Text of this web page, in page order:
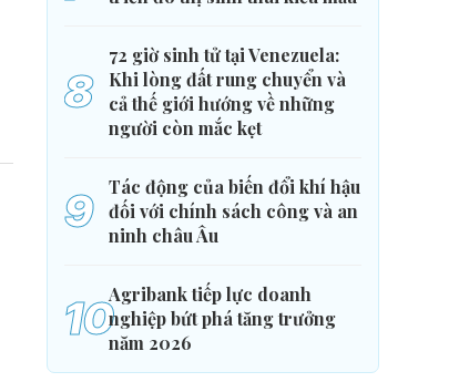
8
72 giờ sinh tử tại Venezuela:
Khi lòng đất rung chuyển và
cả thế giới hướng về những
người còn mắc kẹt
9
Tác động của biến đổi khí hậu
đối với chính sách công và an
ninh châu Âu
10Agribank tiếp lực doanh
nghiệp bứt phá tăng trưởng
năm 2026